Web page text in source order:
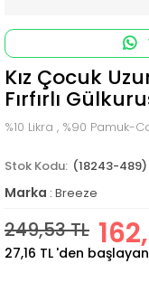
Kız Çocuk
Fırfırlı
%10 Likra , %90 Pamuk-
(18243-489)
Marka : Breeze
249,53 TL
27,16 TL 'den